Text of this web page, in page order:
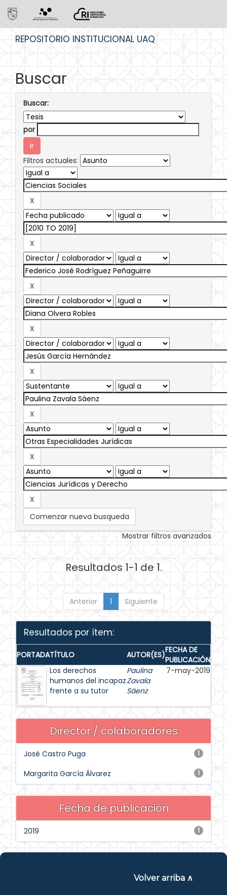
REPOSITORIO INSTITUCIONAL UAQ
Buscar
Buscar:
por
Filtros actuales:
Comenzar nueva busqueda
Mostrar filtros avanzados
Resultados 1-1 de 1.
Anterior 1 Siguiente
Resultados por ítem:
PORTADATÍTULO AUTOR(ES)FECHA DE
PUBLICACIÓN
Los derechos
humanos del incapaz
frente a su tutor
Paulina
Zavala
Sáenz
7-may-2019
Director / colaboradores
1
José Castro Puga
1
Margarita García Álvarez
Fecha de publicación
1
2019
Volver arriba ∧